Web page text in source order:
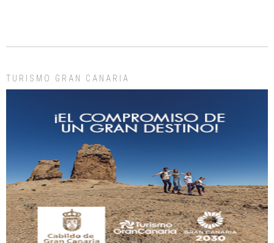
días, ella incluida...
Gato manso encontrado
Este gato macho ha aparecido en la calle hace menos de un mes, es muy
manso y extremadamente cari...
Leales.org » Gran Canaria | 9.7.2025
TURISMO GRAN CANARIA